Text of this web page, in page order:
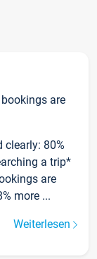
are
clearly: 80%
a trip*
are
more ...
Weiterlesen